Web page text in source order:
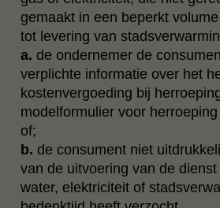
gemaakt in een beperkt
tot levering van
a. de ondernemer de
verplichte informatie over het
kostenvergoeding bij
modelformulier voor
of;
b. de consument niet
van de uitvoering van de
water, elektriciteit of